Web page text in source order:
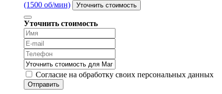
(1500 об/мин)
Уточнить стоимость
Уточнить стоимость
Согласие на обработку своих персональных данных
Отправить